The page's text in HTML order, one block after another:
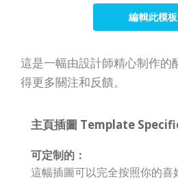
編輯此模板
這是一幅由設計師精心制作的
得更多關注和反饋。
主頁插圖 Template
可定制的：
這幅插圖可以完全按照你的喜